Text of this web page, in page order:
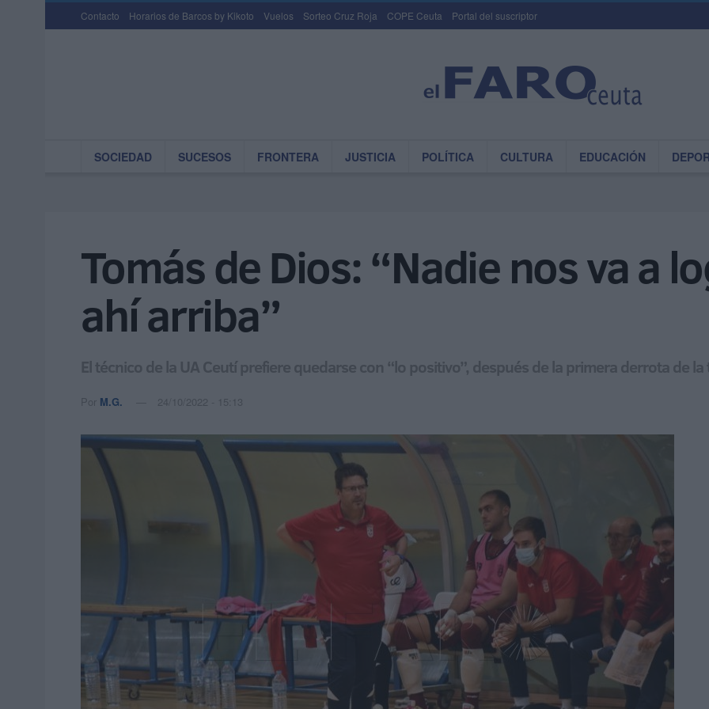
Contacto Horarios de Barcos by Kikoto Vuelos Sorteo Cruz Roja COPE Ceuta Portal del suscriptor
SOCIEDAD SUCESOS FRONTERA JUSTICIA POLÍTICA CULTURA EDUCACIÓN
Tomás de Dios: “Nadie nos va a
ahí arriba”
El técnico de la UA Ceutí prefiere quedarse con “lo positivo”, después de la primera derrota de
Por M.G. 24/10/2022 - 15:13